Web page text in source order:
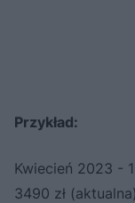
Przykład:
Kwiecień 2023 -
3490 zł (aktualna)